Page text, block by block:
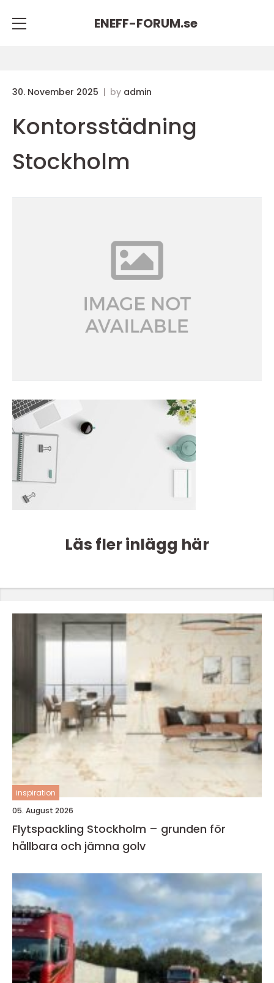
ENEFF-FORUM.se
30. November 2025 by admin
Kontorsstädning
Stockholm
Läs fler inlägg här
inspiration
05. August 2026
Flytspackling Stockholm – grunden för
hållbara och jämna golv